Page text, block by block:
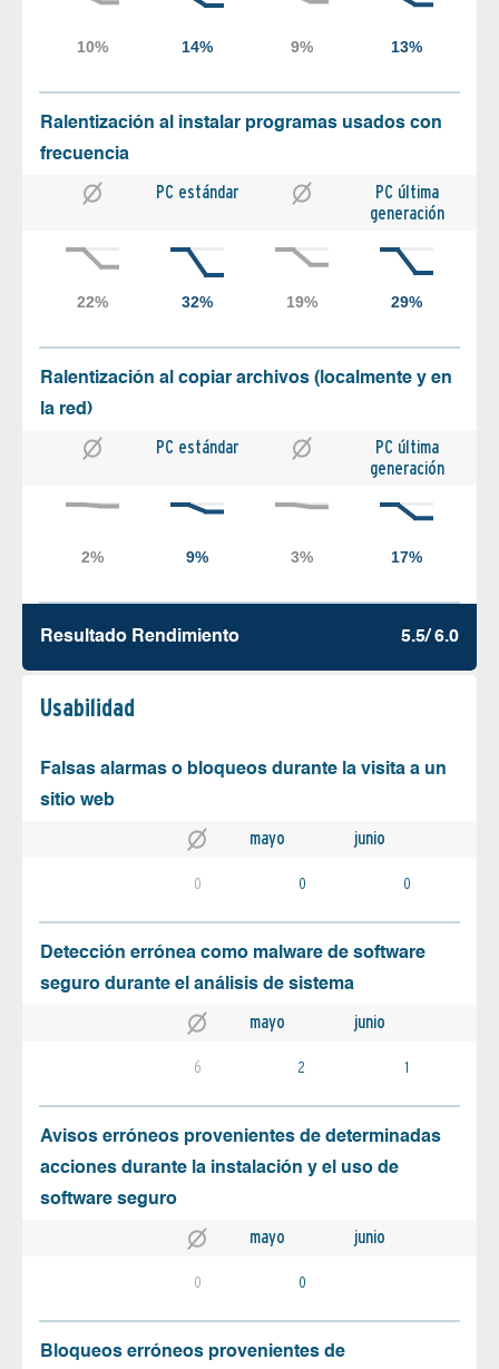
Ralentización al instalar programas usados con
frecuencia
PC estándar
PC última
generación
Ralentización al copiar archivos (localmente y en
la red)
PC estándar
PC última
generación
Resultado Rendimiento 5.5/ 6.0
Usabilidad
Falsas alarmas o bloqueos durante la visita a un
sitio web
mayo junio
0 0 0
Detección errónea como malware de software
seguro durante el análisis de sistema
mayo junio
6 2 1
Avisos erróneos provenientes de determinadas
acciones durante la instalación y el uso de
software seguro
mayo junio
0 0
Bloqueos erróneos provenientes de